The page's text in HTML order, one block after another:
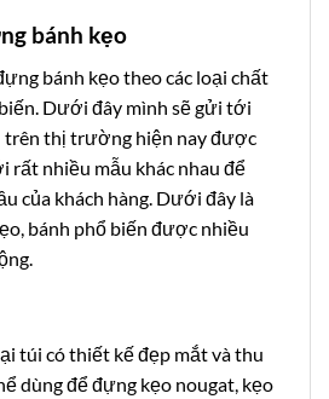
bánh kẹo
bánh kẹo theo các loại chất
Dưới đây mình sẽ gửi tới
trên thị trường hiện nay được
rất nhiều mẫu khác nhau để
của khách hàng. Dưới đây là
bánh phổ biến được nhiều
túi có thiết kế đẹp mắt và thu
dùng để đựng kẹo nougat, kẹo